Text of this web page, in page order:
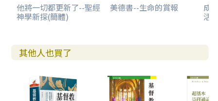
互綑縛的裝置，同時，政治神學也指在這種既解除又縫合的
裝置中思考如何終止其運作、瓦解其結構和斬斷其紐帶的策
施米特－班雅明－陶伯斯的政治神學路線，或追溯到霍布斯
和康托洛維茨的中世紀和現代政治的解魅與再魅之間的糾
究，都處處發現阿岡本的身影。阿岡本的視角一直成為作者
切入諸多思想家概念的入口，這種視點（盲點）是否適當將
他將一切都更新了--聖經
神學新探(簡體)
美德書--生命的賞報 成
活
其他人也買了